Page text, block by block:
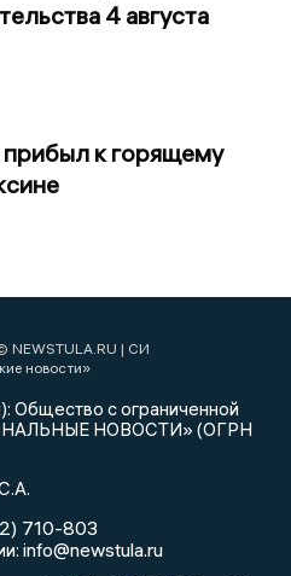
4 августа
к горящему
NEWSTULA.RU | СИ
новости»
Общество с ограниченной
НОВОСТИ» (ОГРН
710-803
info@newstula.ru